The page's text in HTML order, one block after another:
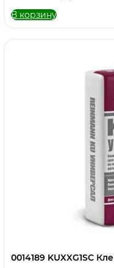
В корзину
0014189 KUXXG1SC